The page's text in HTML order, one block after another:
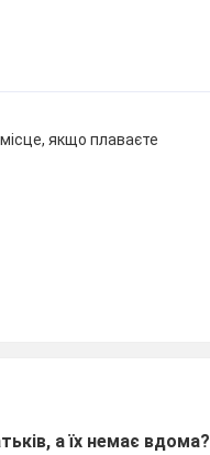
якщо плаваєте
а їх немає вдома?